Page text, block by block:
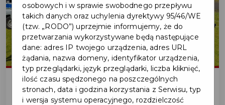
2025-06-16
osobowych i w sprawie swobodnego przepływu
takich danych oraz uchylenia dyrektywy 95/46/WE
(tzw. „RODO”) uprzejmie informujemy, że do
przetwarzania wykorzystywane będą następujące
dane: adres IP twojego urządzenia, adres URL
żądania, nazwa domeny, identyfikator urządzenia,
typ przeglądarki, język przeglądarki, liczba kliknięć,
ilość czasu spędzonego na poszczególnych
stronach, data i godzina korzystania z Serwisu, typ
i wersja systemu operacyjnego, rozdzielczość